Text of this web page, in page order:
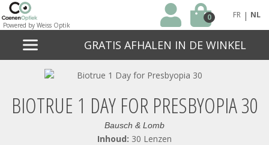
Powered by Weiss Optik
0 FR | NL
GRATIS AFHALEN IN DE WINKEL
BIOTRUE 1 DAY FOR PRESBYOPIA 30
Bausch & Lomb
Inhoud: 30 Lenzen